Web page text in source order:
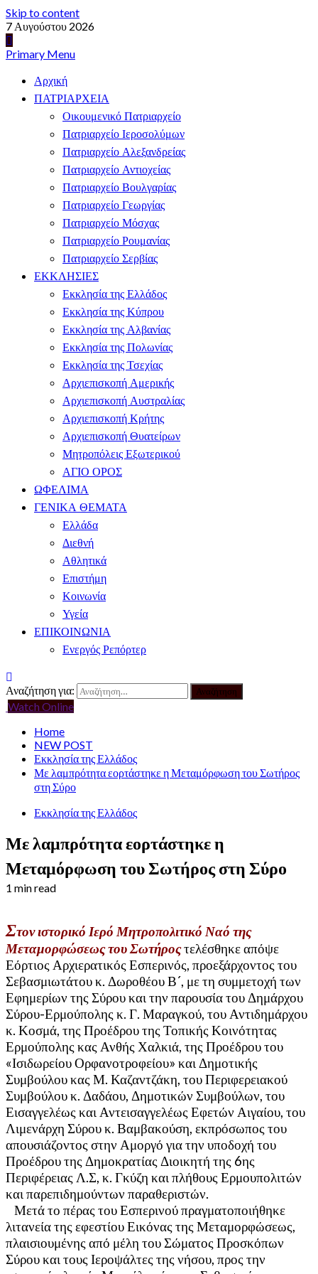
Skip to content
7 Αυγούστου 2026
Primary Menu
Αρχική
ΠΑΤΡΙΑΡΧΕΙΑ
Οικουμενικό Πατριαρχείο
Πατριαρχείο Ιεροσολύμων
Πατριαρχείο Αλεξανδρείας
Πατριαρχείο Αντιοχείας
Πατριαρχείο Βουλγαρίας
Πατριαρχείο Γεωργίας
Πατριαρχείο Μόσχας
Πατριαρχείο Ρουμανίας
Πατριαρχείο Σερβίας
ΕΚΚΛΗΣΙΕΣ
Εκκλησία της Ελλάδος
Εκκλησία της Κύπρου
Εκκλησία της Αλβανίας
Εκκλησία της Πολωνίας
Εκκλησία της Τσεχίας
Αρχιεπισκοπή Αμερικής
Αρχιεπισκοπή Αυστραλίας
Αρχιεπισκοπή Κρήτης
Αρχιεπισκοπή Θυατείρων
Μητροπόλεις Εξωτερικού
ΑΓΙΟ ΟΡΟΣ
ΩΦΕΛΙΜΑ
ΓΕΝΙΚΑ ΘΕΜΑΤΑ
Ελλάδα
Διεθνή
Αθλητικά
Επιστήμη
Κοινωνία
Υγεία
ΕΠΙΚΟΙΝΩΝΙΑ
Ενεργός Ρεπόρτερ
Αναζήτηση για:
Watch Online
Home
NEW POST
Εκκλησία της Ελλάδος
Με λαμπρότητα εορτάστηκε η Μεταμόρφωση του Σωτήρος
στη Σύρο
Εκκλησία της Ελλάδος
Με λαμπρότητα εορτάστηκε η
Μεταμόρφωση του Σωτήρος στη Σύρο
1 min read
Στον ιστορικό Ιερό Μητροπολιτικό Ναό της
Μεταμορφώσεως του Σωτήροςτελέσθηκε απόψε
Εόρτιος Αρχιερατικός Εσπερινός, προεξάρχοντος του
Σεβασμιωτάτου κ. Δωροθέου Β´, με τη συμμετοχή των
Εφημερίων της Σύρου και την παρουσία του Δημάρχου
Σύρου-Ερμούπολης κ. Γ. Μαραγκού, του Αντιδημάρχου
κ. Κοσμά, της Προέδρου της Τοπικής Κοινότητας
Ερμούπολης κας Ανθής Χαλκιά, της Προέδρου του
«Ισιδωρείου Ορφανοτροφείου» και Δημοτικής
Συμβούλου κας Μ. Καζαντζάκη, του Περιφερειακού
Συμβούλου κ. Δαδάου, Δημοτικών Συμβούλων, του
Εισαγγελέως και Αντεισαγγελέως Εφετών Αιγαίου, του
Λιμενάρχη Σύρου κ. Βαμβακούση, εκπρόσωπος του
απουσιάζοντος στην Αμοργό για την υποδοχή του
Προέδρου της Δημοκρατίας Διοικητή της 6ης
Περιφέρειας Λ.Σ, κ. Γκύζη και πλήθους Ερμουπολιτών
και παρεπιδημούντων παραθεριστών.
Μετά το πέρας του Εσπερινού πραγματοποιήθηκε
λιτανεία της εφεστίου Εικόνας της Μεταμορφώσεως,
πλαισιουμένης από μέλη του Σώματος Προσκόπων
Σύρου και τους Ιεροψάλτες της νήσου, προς την